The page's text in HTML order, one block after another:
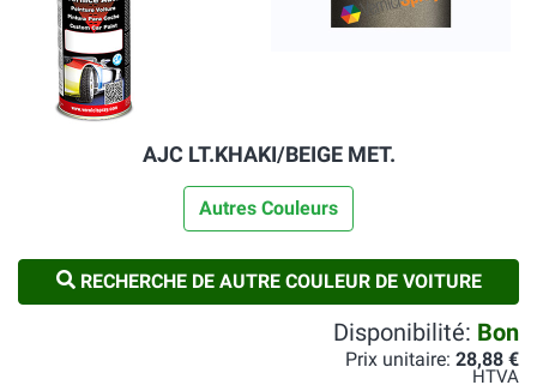
AJC LT.KHAKI/BEIGE MET.
Autres Couleurs
RECHERCHE DE AUTRE COULEUR DE VOITURE
Disponibilité: Bon
Prix unitaire: 28,88 €
HTVA